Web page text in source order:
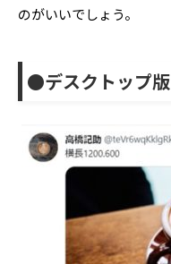
のがいいでしょう。
●デスクトップ版